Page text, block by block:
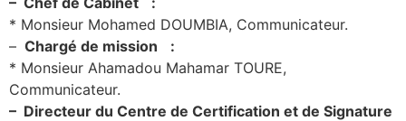
* Monsieur Mohamed DOUMBIA, Communicateur.
– Chargé de mission :
* Monsieur Ahamadou Mahamar TOURE,
Communicateur.
– Directeur du Centre de Certification et de Signature